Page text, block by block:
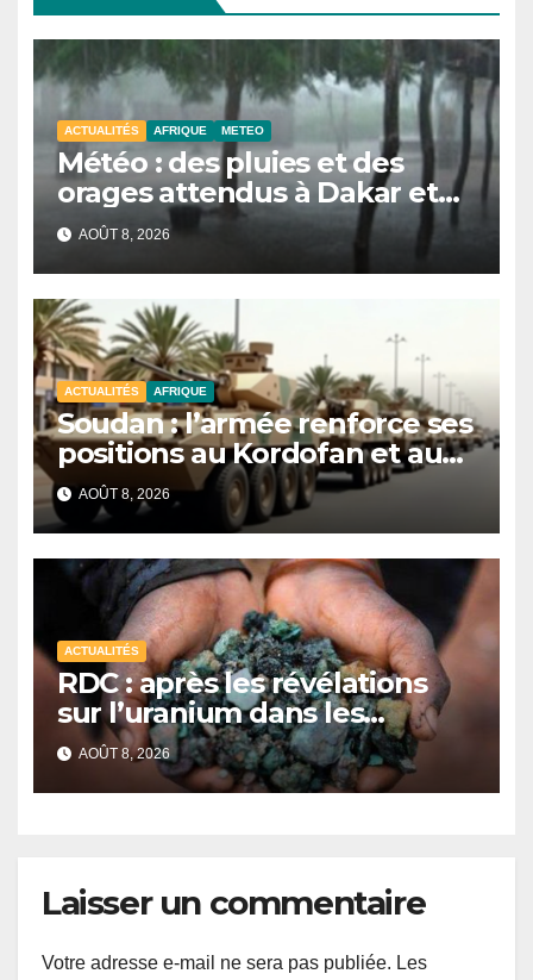
ACTUALITÉS AFRIQUE METEO
Météo : des pluies et des
orages attendus à Dakar et
dans plusieurs localités ce
samedi
AOÛT 8, 2026
ACTUALITÉS AFRIQUE
Soudan : l’armée renforce ses
positions au Kordofan et au
Darfour avec des blindés
financés par Riyad
AOÛT 8, 2026
ACTUALITÉS
RDC : après les révélations
sur l’uranium dans les
exportations de cobalt,
Kinshasa lance une
campagne de vérification
AOÛT 8, 2026
Laisser un commentaire
Votre adresse e-mail ne sera pas publiée. Les